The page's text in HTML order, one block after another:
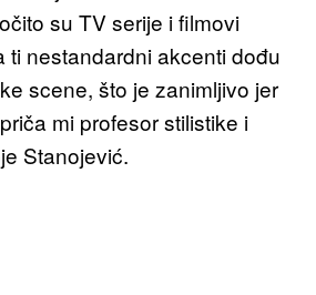
su TV serije i filmovi
ti nestandardni akcenti dođu
scene, što je zanimljivo jer
mi profesor stilistike i
Stanojević.